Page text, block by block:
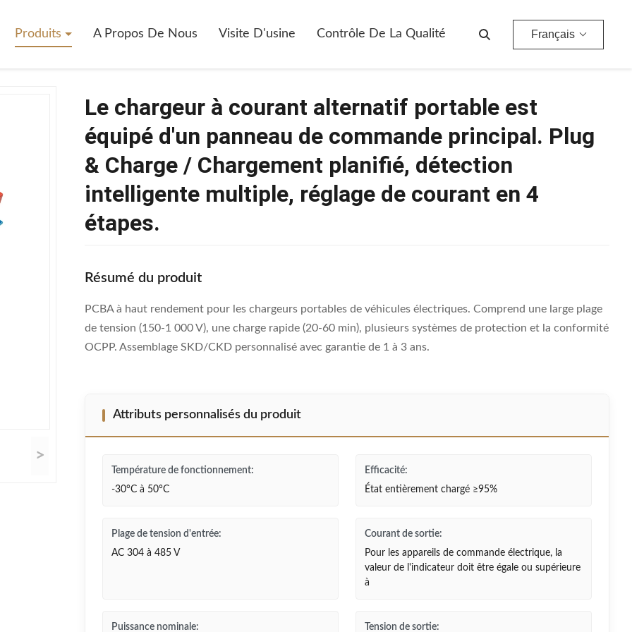
Produits A Propos De Nous Visite D'usine Contrôle De La Qualité Français
>
Le chargeur à courant alternatif portable est
équipé d'un panneau de commande principal. Plug
& Charge / Chargement planifié, détection
intelligente multiple, réglage de courant en 4
étapes.
Résumé du produit
PCBA à haut rendement pour les chargeurs portables de véhicules électriques. Comprend une large plage
de tension (150-1 000 V), une charge rapide (20-60 min), plusieurs systèmes de protection et la conformité
OCPP. Assemblage SKD/CKD personnalisé avec garantie de 1 à 3 ans.
Attributs personnalisés du produit
Température de fonctionnement:
-30°C à 50°C
Efficacité:
État entièrement chargé ≥95%
Plage de tension d'entrée:
AC 304 à 485 V
Courant de sortie:
Pour les appareils de commande électrique, la
valeur de l'indicateur doit être égale ou supérieure
à
Puissance nominale: Tension de sortie: